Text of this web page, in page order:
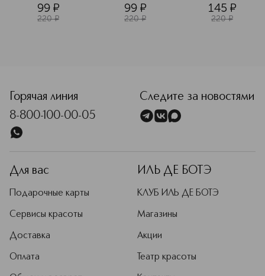
огурца для
сухой кожи
99 ¤
220 ¤
придающая
сияние тусклой
99 ¤
220 ¤
картофеля для
тусклой кожи
145 ¤
220 ¤
Горячая линия
8-800-100-00-05
Следите за новостями
Для вас
Подарочные карты
Сервисы красоты
Доставка
Оплата
ИЛЬ ДЕ БОТЭ
КЛУБ ИЛЬ ДЕ БОТЭ
Магазины
Акции
Театр красоты